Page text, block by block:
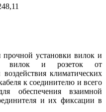
прочной установки вилок и
вилок и розеток от
климатических
к соединителю и всего
обеспечения взаимной
и их фиксации в